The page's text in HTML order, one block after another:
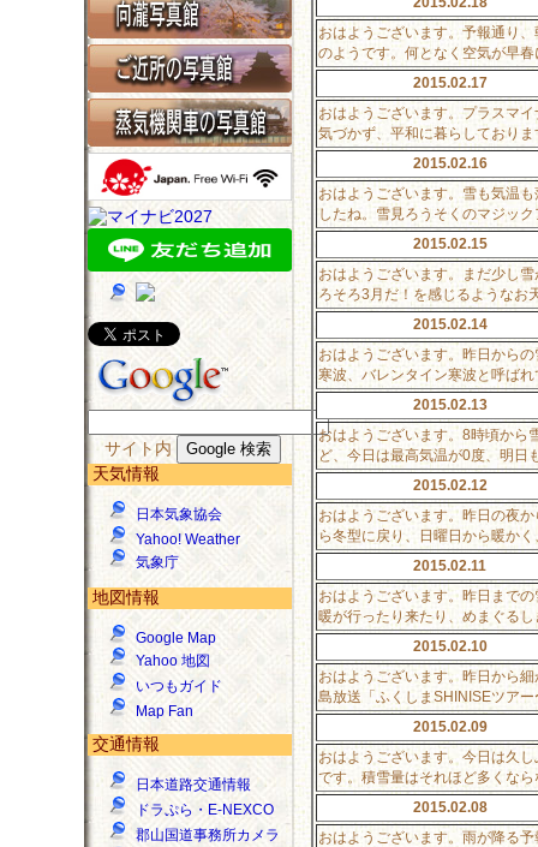
サイト内
天気情報
日本気象協会
Yahoo! Weather
気象庁
地図情報
Google Map
Yahoo 地図
いつもガイド
Map Fan
交通情報
日本道路交通情報
ドラぷら・E-NEXCO
郡山国道事務所カメラ
おはようございます。予報通り
のようです。何となく空気が早
2015.02.17
おはようございます。プラスマ
気づかず、平和に暮らしており
2015.02.16
おはようございます。雪も気温
したね。雪見ろうそくのマジッ
2015.02.15
おはようございます。まだ少し
ろそろ3月だ！を感じるようなお
2015.02.14
おはようございます。昨日から
寒波、バレンタイン寒波と呼ば
2015.02.13
おはようございます。8時頃から
ど、今日は最高気温が0度、明日
2015.02.12
おはようございます。昨日の夜
ら冬型に戻り、日曜日から暖か
2015.02.11
おはようございます。昨日まで
暖が行ったり来たり、めまぐる
2015.02.10
おはようございます。昨日から
島放送「ふくしまSHINISEツア
2015.02.09
おはようございます。今日は久
です。積雪量はそれほど多くな
2015.02.08
おはようございます。雨が降る